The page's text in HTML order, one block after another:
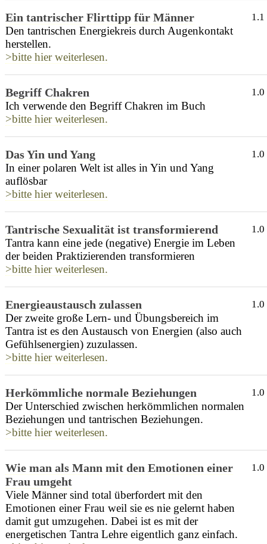
Ein tantrischer Flirttipp für Männer
Den tantrischen Energiekreis durch Augenkontakt
herstellen.
>bitte hier weiterlesen.
1.1
Begriff Chakren
Ich verwende den Begriff Chakren im Buch
>bitte hier weiterlesen.
1.0
Das Yin und Yang
In einer polaren Welt ist alles in Yin und Yang
auflösbar
>bitte hier weiterlesen.
1.0
Tantrische Sexualität ist transformierend
Tantra kann eine jede (negative) Energie im Leben
der beiden Praktizierenden transformieren
>bitte hier weiterlesen.
1.0
Energieaustausch zulassen
Der zweite große Lern- und Übungsbereich im
Tantra ist es den Austausch von Energien (also auch
Gefühlsenergien) zuzulassen.
>bitte hier weiterlesen.
1.0
Herkömmliche normale Beziehungen
Der Unterschied zwischen herkömmlichen normalen
Beziehungen und tantrischen Beziehungen.
>bitte hier weiterlesen.
1.0
Wie man als Mann mit den Emotionen einer
Frau umgeht
Viele Männer sind total überfordert mit den
Emotionen einer Frau weil sie es nie gelernt haben
damit gut umzugehen. Dabei ist es mit der
energetischen Tantra Lehre eigentlich ganz einfach.
1.0